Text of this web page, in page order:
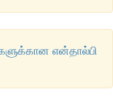
என்தால்பி